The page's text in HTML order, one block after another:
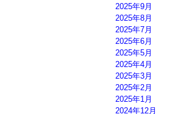
2025年9月
2025年8月
2025年7月
2025年6月
2025年5月
2025年4月
2025年3月
2025年2月
2025年1月
2024年12月